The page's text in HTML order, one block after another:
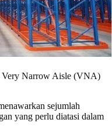
Very Narrow Aisle (VNA)
sejumlah
yang perlu diatasi dalam